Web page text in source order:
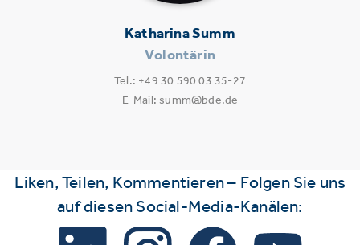
Katharina Summ
Volontärin
Tel.: +49 30 590 03 35-27
E-Mail: summ@bde.de
Liken, Teilen, Kommentieren – Folgen Sie uns
auf diesen Social-Media-Kanälen: